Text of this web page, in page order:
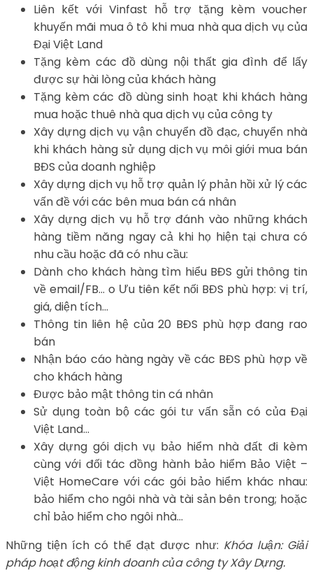
Liên kết với Vinfast hỗ trợ tặng kèm voucher
khuyến mãi mua ô tô khi mua nhà qua dịch vụ của
Đại Việt Land
Tặng kèm các đồ dùng nội thất gia đình để lấy
được sự hài lòng của khách hàng
Tặng kèm các đồ dùng sinh hoạt khi khách hàng
mua hoặc thuê nhà qua dịch vụ của công ty
Xây dựng dịch vụ vận chuyển đồ đạc, chuyển nhà
khi khách hàng sử dụng dịch vụ môi giới mua bán
BĐS của doanh nghiệp
Xây dựng dịch vụ hỗ trợ quản lý phản hồi xử lý các
vấn đề với các bên mua bán cá nhân
Xây dựng dịch vụ hỗ trợ đánh vào những khách
hàng tiềm năng ngay cả khi họ hiện tại chưa có
nhu cầu hoặc đã có nhu cầu:
Dành cho khách hàng tìm hiểu BĐS gửi thông tin
về email/FB… o Ưu tiên kết nối BĐS phù hợp: vị trí,
giá, diện tích…
Thông tin liên hệ của 20 BĐS phù hợp đang rao
bán
Nhận báo cáo hàng ngày về các BĐS phù hợp về
cho khách hàng
Được bảo mật thông tin cá nhân
Sử dụng toàn bộ các gói tư vấn sẵn có của Đại
Việt Land…
Xây dựng gói dịch vụ bảo hiểm nhà đất đi kèm
cùng với đối tác đồng hành bảo hiểm Bảo Việt –
Việt HomeCare với các gói bảo hiểm khác nhau:
bảo hiểm cho ngôi nhà và tài sản bên trong; hoặc
chỉ bảo hiểm cho ngôi nhà…
Những tiện ích có thể đạt được như: Khóa luận: Giải
pháp hoạt động kinh doanh của công ty Xây Dựng.